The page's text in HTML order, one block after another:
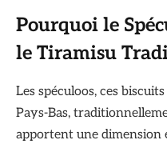
Pourquoi le
le Tiramisu
Les spéculoos, ces
Pays-Bas,
apportent une dimension